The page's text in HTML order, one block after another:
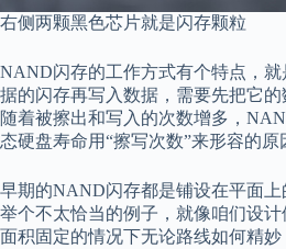
右侧两颗黑色芯片就是闪存颗粒
NAND闪存的工作方式有个特点，
据的闪存再写入数据，需要先把它的
随着被擦出和写入的次数增多，
态硬盘寿命用“擦写次数”来形容的原
早期的NAND闪存都是铺设在平面上
举个不太恰当的例子，就像咱们设
面积固定的情况下无论路线如何精